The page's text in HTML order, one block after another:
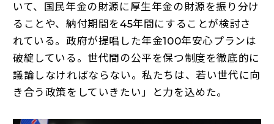
いて、国民年金の財源に厚生年金の財源を振り分け
ることや、納付期間を45年間にすることが検討さ
れている。政府が提唱した年金100年安心プランは
破綻している。世代間の公平を保つ制度を徹底的に
議論しなければならない。私たちは、若い世代に向
き合う政策をしていきたい」と力を込めた。